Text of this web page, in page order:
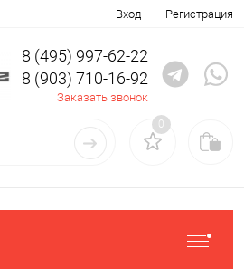
Вход Регистрация
8 (495) 997-62-22
8 (903) 710-16-92
Заказать звонок
0